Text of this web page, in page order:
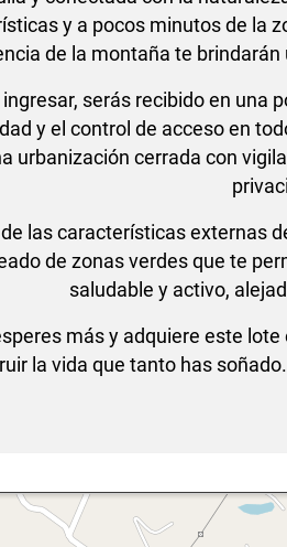
y a pocos minutos de la
de la montaña te
serás recibido en una
y el control de acceso en
urbanización cerrada con
las características externas
de zonas verdes que te
saludable y activo,
más y adquiere este
la vida que tanto has